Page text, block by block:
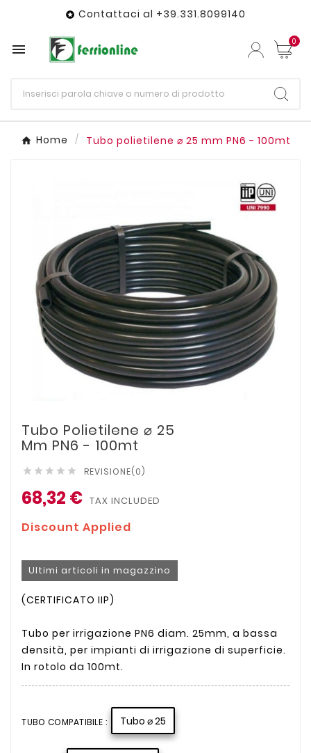
 Contattaci al +39.331.8099140
 0
Home Tubo polietilene ⌀ 25 mm PN6 - 100mt
Tubo Polietilene ⌀ 25
Mm PN6 - 100mt
     REVISIONE(0)
68,32 € TAX INCLUDED
Discount Applied
Ultimi articoli in magazzino
(CERTIFICATO IIP)
Tubo per irrigazione PN6 diam. 25mm, a bassa
densità, per impianti di irrigazione di superficie.
In rotolo da 100mt.
TUBO COMPATIBILE : Tubo ⌀ 25